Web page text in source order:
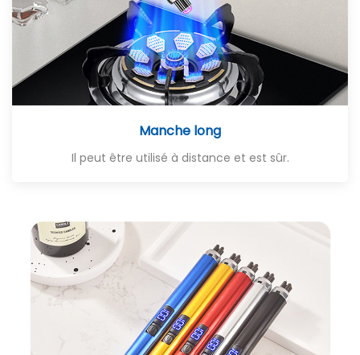
Manche long
Il peut être utilisé à distance et est sûr.